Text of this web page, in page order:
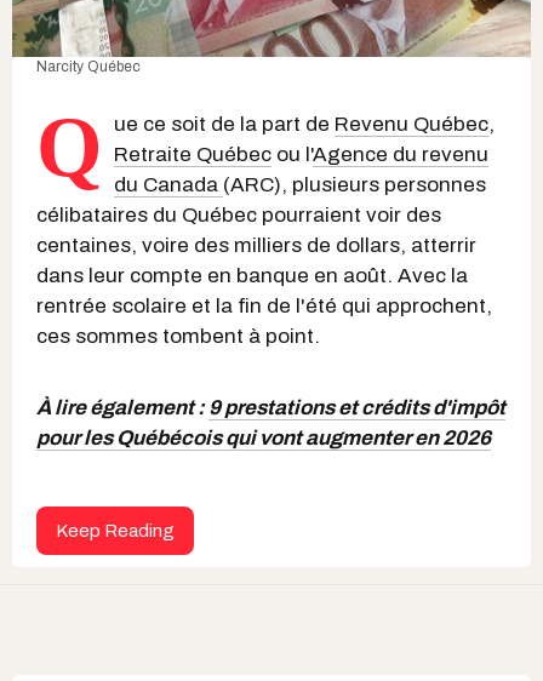
Narcity Québec
Q ue ce soit de la part de Revenu Québec,
Retraite Québec ou l'Agence du revenu
du Canada (ARC), plusieurs personnes
célibataires du Québec pourraient voir des
centaines, voire des milliers de dollars, atterrir
dans leur compte en banque en août. Avec la
rentrée scolaire et la fin de l'été qui approchent,
ces sommes tombent à point.
À lire également :9 prestations et crédits d'impôt
pour les Québécois qui vont augmenter en 2026
Keep Reading